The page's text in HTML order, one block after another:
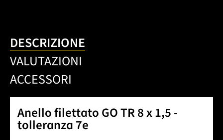
DESCRIZIONE
VALUTAZIONI
ACCESSORI
Anello filettato GO TR 8 x 1,5 -
tolleranza 7e